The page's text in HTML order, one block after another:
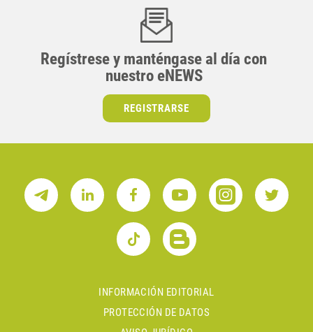
Regístrese y manténgase al día con
nuestro eNEWS
REGISTRARSE
INFORMACIÓN EDITORIAL
PROTECCIÓN DE DATOS